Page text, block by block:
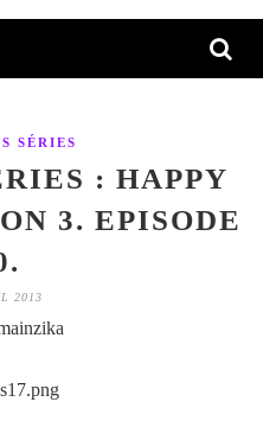
SÉRIES
: HAPPY
3. EPISODE
2013